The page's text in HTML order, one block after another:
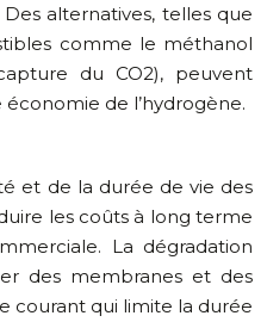
alternatives, telles que
comme le méthanol
du CO2), peuvent
de l’hydrogène.
et de la durée de vie des
les coûts à long terme
La dégradation
des membranes et des
courant qui limite la durée